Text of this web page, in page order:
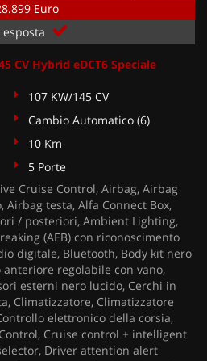
Euro
esposta
CV Hybrid eDCT6 Speciale
107 KW/145 CV
Cambio Automatico (6)
10 Km
5 Porte
Cruise Control, Airbag, Airbag
Airbag testa, Alfa Connect Box,
/ posteriori, Ambient Lighting,
(AEB) con riconoscimento
digitale, Bluetooth, Body kit nero
anteriore regolabile con vano,
esterni nero lucido, Cerchi in
Climatizzatore, Climatizzatore
elettronico della corsia,
Cruise control + intelligent
Driver attention alert